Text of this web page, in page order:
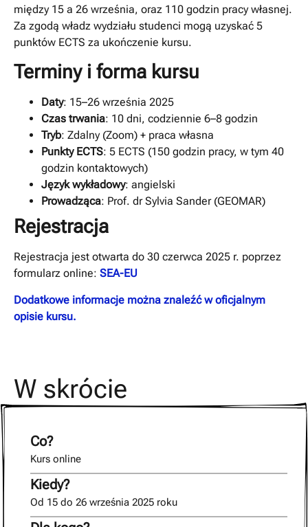
między 15 a 26 września, oraz 110 godzin pracy własnej.
Za zgodą władz wydziału studenci mogą uzyskać 5
punktów ECTS za ukończenie kursu.
Terminy i forma kursu
Daty: 15–26 września 2025
Czas trwania: 10 dni, codziennie 6–8 godzin
Tryb: Zdalny (Zoom) + praca własna
Punkty ECTS: 5 ECTS (150 godzin pracy, w tym 40
godzin kontaktowych)
Język wykładowy: angielski
Prowadząca: Prof. dr Sylvia Sander (GEOMAR)
Rejestracja
Rejestracja jest otwarta do 30 czerwca 2025 r. poprzez
formularz online: SEA-EU
Dodatkowe informacje można znaleźć w oficjalnym
opisie kursu.
W skrócie
Co?
Kurs online
Kiedy?
Od 15 do 26 września 2025 roku